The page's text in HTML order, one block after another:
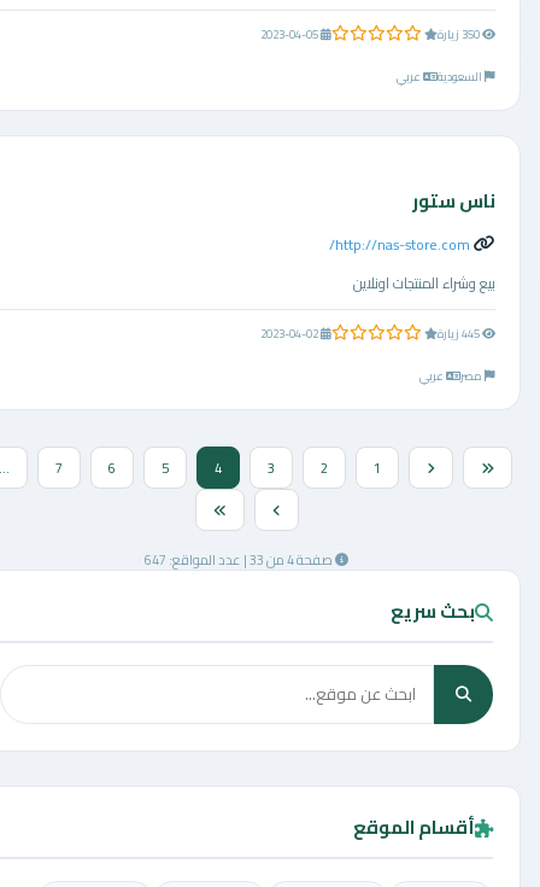
0.0 من 5 نجوم
2023-04-05
السعودية
عربي
ناس ستور
http://nas-store.com/
بيع وشراء المنتجات اونلاين
0.0 من 5 نجوم
2023-04-02
مصر
عربي
صفحة 4 من 33 | عدد المواقع: 647
بحث سريع
أقسام الموقع